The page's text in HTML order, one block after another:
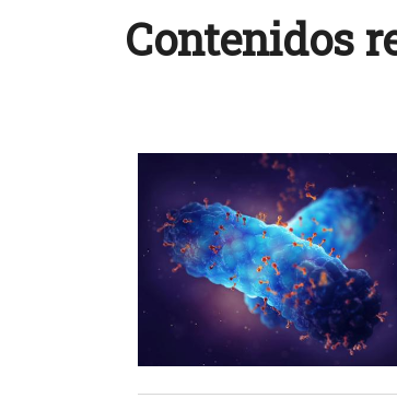
Contenidos